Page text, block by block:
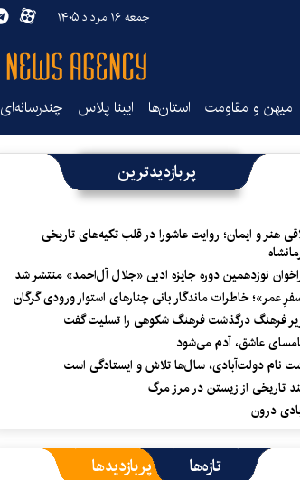
جمعه ۱۶ مرداد ۱۴۰۵
میهن و مقاومت استان‌ها ایبنا پلاس چندرسانه‌ای
پربازدیدترین
هنر و ایمان؛ روایت عاشورا در قلب تکیه‌های تاریخی
نوزدهمین دوره جایزه ادبی «جلال آل‌احمد» منتشر شد
عمر»؛ خاطرات ماندگار بانی چنارهای استوار ورودی گرگان
فرهنگ درگذشت فرهنگ شکوهی را تسلیت گفت
عاشق، آدم می‌شود
نام دولت‌آبادی، سال‌ها تلاش و ایستادگی است
تاریخی از زیستن در مرز مرگ
درون
تازه‌ها پربازدیدها